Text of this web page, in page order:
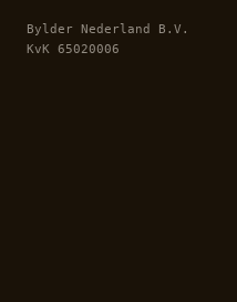
Bylder Nederland B.V.
KvK 65020006